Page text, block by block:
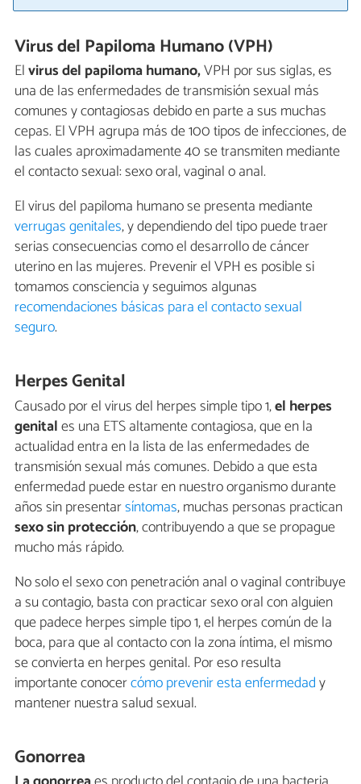
Virus del Papiloma Humano (VPH)
Elvirus del papiloma humano,VPH por sus siglas, es
una de las enfermedades de transmisión sexual más
comunes y contagiosas debido en parte a sus muchas
cepas. El VPH agrupa más de 100 tipos de infecciones, de
las cuales aproximadamente 40 se transmiten mediante
el contacto sexual: sexo oral, vaginal o anal.
El virus del papiloma humano se presenta mediante
verrugas genitales, y dependiendo del tipo puede traer
serias consecuencias como el desarrollo de cáncer
uterino en las mujeres. Prevenir el VPH es posible si
tomamos consciencia y seguimos algunas
recomendaciones básicas para el contacto sexual
seguro.
Herpes Genital
Causado por el virus del herpes simple tipo 1,el herpes
genitales una ETS altamente contagiosa, que en la
actualidad entra en la lista de las enfermedades de
transmisión sexual más comunes. Debido a que esta
enfermedad puede estar en nuestro organismo durante
años sin presentarsíntomas, muchas personas practican
sexo sin protección, contribuyendo a que se propague
mucho más rápido.
No solo el sexo con penetración anal o vaginal contribuye
a su contagio, basta con practicar sexo oral con alguien
que padece herpes simple tipo 1, el herpes común de la
boca, para que al contacto con la zona íntima, el mismo
se convierta en herpes genital. Por eso resulta
importante conocercómo prevenir esta enfermedady
mantener nuestra salud sexual.
Gonorrea